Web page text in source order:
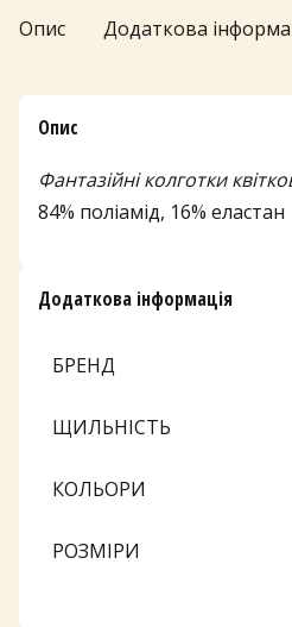
кількість
Опис Додаткова
Опис
Фантазійні колготки
84% поліамід, 16% еластан
Додаткова інформація
БРЕНД
ЩИЛЬНІСТЬ
КОЛЬОРИ
РОЗМІРИ